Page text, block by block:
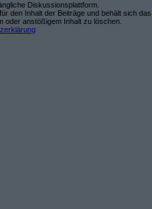
Diskussionsplattform.
den Inhalt der Beiträge und behält sich das
oder anstößigem Inhalt zu löschen.